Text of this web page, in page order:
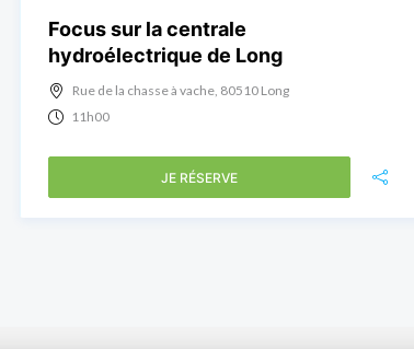
Focus sur la centrale
hydroélectrique de Long
Rue de la chasse à vache, 80510 Long
11h00
JE RÉSERVE